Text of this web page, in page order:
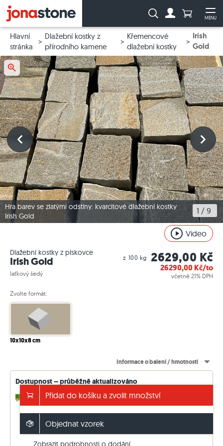
MENU
Vyhledávání:Počet
Hlavní
stránka
Dlažební kostky z
přírodního kamene
Křemencové
dlažební kostky
Irish
Gold
Hra barev se zlatými odstíny: kvarcitové dlažební kostky
Irish Gold
1 / 9
Video
Dlažební kostky z pískovce
Irish Gold
laťkový šedý
z 100 kg 2629,00 Kč
26290,00 Kč/to
včetně 21% DPH
Zvolte formát:
10x10x8 cm
Informace o balení / hmotnosti
Dostupnost – průběžně aktualizováno
2 - 3 Týdny až 5,72 to (v přítoku)
14 - 15 Týdny libovolný to (ze závodu)
Doprava zdarma od 130.000 Kč
jinak 5.000 Kč. Ceny včetně 21 % DPH.
Zobrazit podrobnosti o dodání
Přidat do košíku a zvolit množství
Objednat vzorek